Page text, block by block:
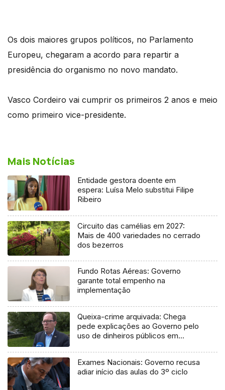
Os dois maiores grupos políticos, no Parlamento
Europeu, chegaram a acordo para repartir a
presidência do organismo no novo mandato.
Vasco Cordeiro vai cumprir os primeiros 2 anos e meio
como primeiro vice-presidente.
Mais Notícias
Entidade gestora doente em
espera: Luísa Melo substitui Filipe
Ribeiro
Circuito das camélias em 2027:
Mais de 400 variedades no cerrado
dos bezerros
Fundo Rotas Aéreas: Governo
garante total empenho na
implementação
Queixa-crime arquivada: Chega
pede explicações ao Governo pelo
uso de dinheiros públicos em
Exames Nacionais: Governo recusa
adiar início das aulas do 3º ciclo